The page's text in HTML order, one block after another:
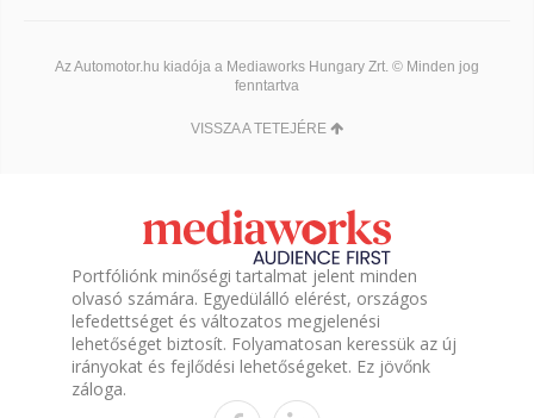
Az Automotor.hu kiadója a Mediaworks Hungary Zrt. © Minden jog
fenntartva
VISSZA A TETEJÉRE
Portfóliónk minőségi tartalmat jelent minden
olvasó számára. Egyedülálló elérést, országos
lefedettséget és változatos megjelenési
lehetőséget biztosít. Folyamatosan keressük az új
irányokat és fejlődési lehetőségeket. Ez jövőnk
záloga.